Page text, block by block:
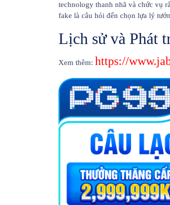
technology thanh nhã và chức vụ
fake là câu hỏi đến chọn lựa lý
Lịch sử và Phát
Xem thêm: https://